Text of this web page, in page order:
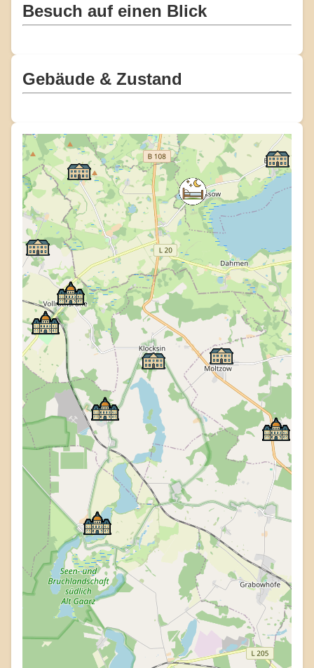
Besuch auf einen Blick
Gebäude & Zustand